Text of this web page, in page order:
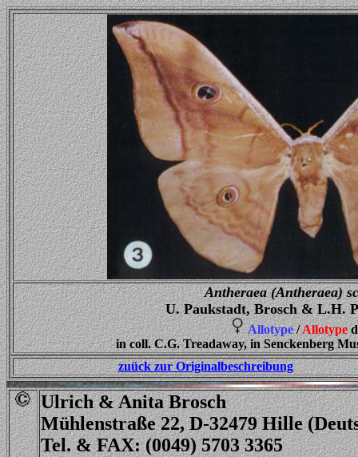
Antheraea (Antheraea)
U. Paukstadt, Brosch & L.H.
Allotype/Allotype
in coll. C.G. Treadaway, in Senckenberg
zuück zur Originalbeschreibung
Ulrich & Anita Brosch
Mühlenstraße 22, D-32479 Hille
Tel. & FAX: (0049) 5703 3365